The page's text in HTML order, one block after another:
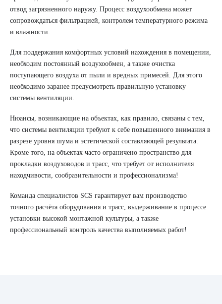
отвод загрязненного наружу. Процесс воздухообмена может
сопровождаться фильтрацией, контролем температурного режима
и влажности.
Для поддержания комфортных условий нахождения в помещении,
необходим постоянный воздухообмен, а также очистка
поступающего воздуха от пыли и вредных примесей. Для этого
необходимо заранее предусмотреть правильную установку
системы вентиляции.
Нюансы, возникающие на объектах, как правило, связаны с тем,
что системы вентиляции требуют к себе повышенного внимания в
разрезе уровня шума и эстетической составляющей результата.
Кроме того, на объектах часто ограничено пространство для
прокладки воздуховодов и трасс, что требует от исполнителя
находчивости, сообразительности и профессионализма!
Команда специалистов SCS гарантирует вам производство
точного расчёта оборудования и трасс, выдерживание в процессе
установки высокой монтажной культуры, а также
профессиональный контроль качества выполняемых работ!